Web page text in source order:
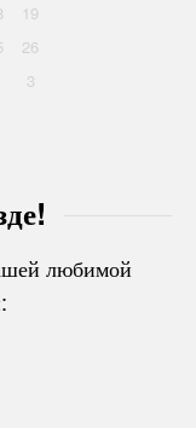
любимой
19
26
3